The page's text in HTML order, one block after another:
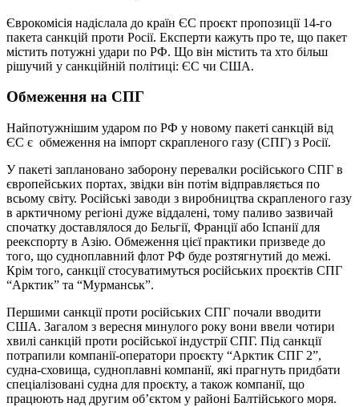
Єврокомісія надіслала до країн ЄС проєкт пропозиції 14-го
пакета санкцій проти Росії. Експерти кажуть про те, що пакет
містить потужні удари по РФ. Що він містить та хто більш
рішучий у санкційній політиці: ЄС чи США.
Обмеження на СПГ
Найпотужнішим ударом по РФ у новому пакеті санкцій від
ЄС є обмеження на імпорт скрапленого газу (СПГ) з Росії.
У пакеті заплановано заборону перевалки російського СПГ в
європейських портах, звідки він потім відправляється по
всьому світу. Російські заводи з виробництва скрапленого газу
в арктичному регіоні дуже віддалені, тому паливо зазвичай
спочатку доставлялося до Бельгії, Франції або Іспанії для
реекспорту в Азію. Обмеження цієї практики призведе до
того, що судноплавний флот РФ буде розтягнутий до межі.
Крім того, санкції стосуватимуться російських проєктів СПГ
“Арктик” та “Мурманськ”.
Першими санкції проти російських СПГ почали вводити
США. Загалом з вересня минулого року вони ввели чотири
хвилі санкцій проти російської індустрії СПГ. Під санкції
потрапили компанії-оператори проєкту “Арктик СПГ 2”,
судна-сховища, судноплавні компанії, які прагнуть придбати
спеціалізовані судна для проєкту, а також компанії, що
працюють над другим об’єктом у районі Балтійського моря.